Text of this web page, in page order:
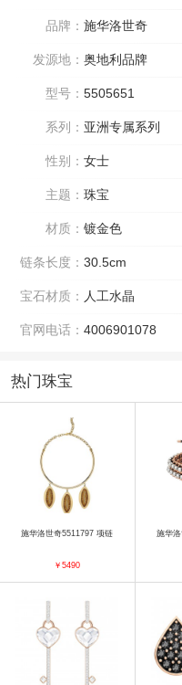
品牌： 施华洛世奇
发源地： 奥地利品牌
型号： 5505651
系列： 亚洲专属系列
性别： 女士
主题： 珠宝
材质： 镀金色
链条长度： 30.5cm
宝石材质： 人工水晶
官网电话： 4006901078
热门珠宝
施华洛世奇5511797 项链
￥5490
施华